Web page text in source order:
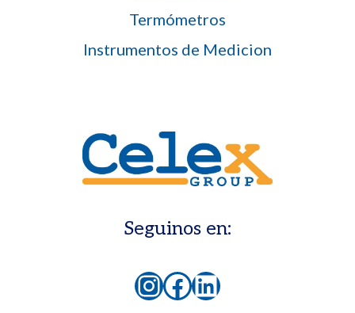
Termómetros
Instrumentos de Medicion
Seguinos en:
Instagram
Facebook
LinkedIn